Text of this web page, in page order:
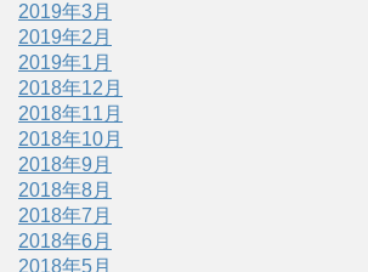
2019年3月
2019年2月
2019年1月
2018年12月
2018年11月
2018年10月
2018年9月
2018年8月
2018年7月
2018年6月
2018年5月